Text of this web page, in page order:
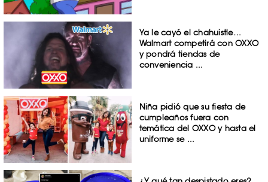
Ya le cayó el chahuistle…
Walmart competirá con OXXO
y pondrá tiendas de
conveniencia ...
Niña pidió que su fiesta de
cumpleaños fuera con
temática del OXXO y hasta el
uniforme se ...